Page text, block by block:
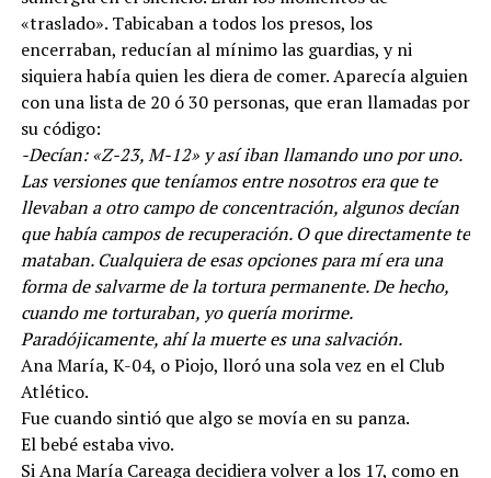
«traslado». Tabicaban a todos los presos, los
encerraban, reducían al mínimo las guardias, y ni
siquiera había quien les diera de comer. Aparecía alguien
con una lista de 20 ó 30 personas, que eran llamadas por
su código:
-Decían: «Z-23, M-12» y así iban llamando uno por uno.
Las versiones que teníamos entre nosotros era que te
llevaban a otro campo de concentración, algunos decían
que había campos de recuperación. O que directamente te
mataban. Cualquiera de esas opciones para mí era una
forma de salvarme de la tortura permanente. De hecho,
cuando me torturaban, yo quería morirme.
Paradójicamente, ahí la muerte es una salvación.
Ana María, K-04, o Piojo, lloró una sola vez en el Club
Atlético.
Fue cuando sintió que algo se movía en su panza.
El bebé estaba vivo.
Si Ana María Careaga decidiera volver a los 17, como en